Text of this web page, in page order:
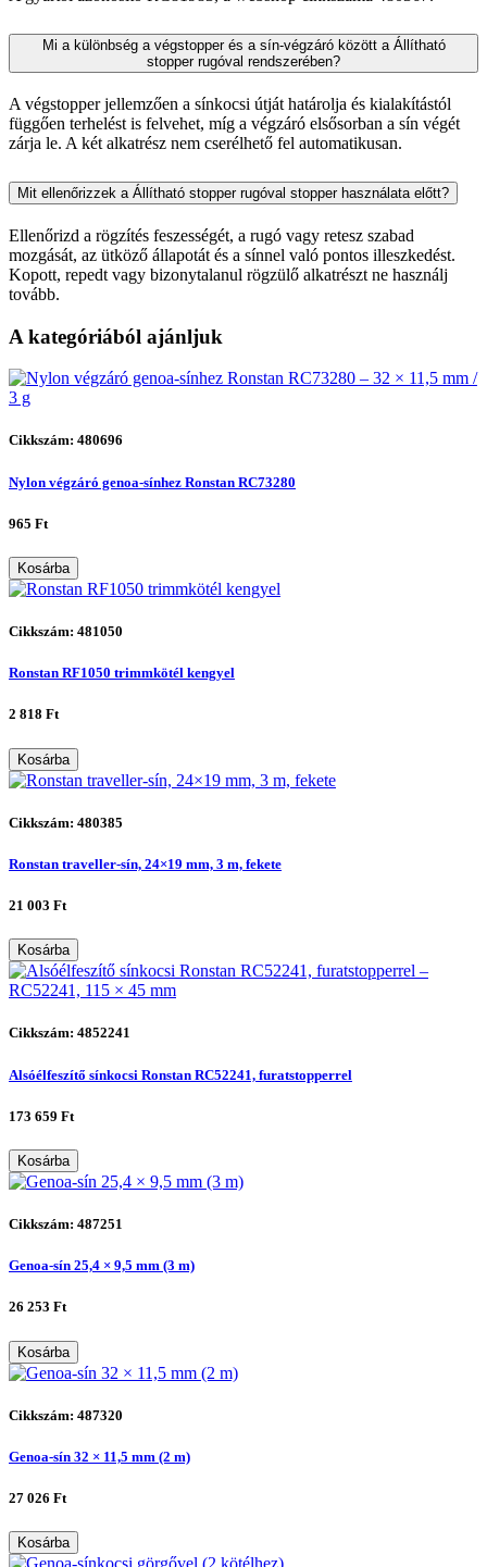
Mi a különbség a végstopper és a sín-végzáró között a Állítható
stopper rugóval rendszerében?
A végstopper jellemzően a sínkocsi útját határolja és kialakítástól
függően terhelést is felvehet, míg a végzáró elsősorban a sín végét
zárja le. A két alkatrész nem cserélhető fel automatikusan.
Mit ellenőrizzek a Állítható stopper rugóval stopper használata előtt?
Ellenőrizd a rögzítés feszességét, a rugó vagy retesz szabad
mozgását, az ütköző állapotát és a sínnel való pontos illeszkedést.
Kopott, repedt vagy bizonytalanul rögzülő alkatrészt ne használj
tovább.
A kategóriából ajánljuk
Cikkszám: 480696
Nylon végzáró genoa-sínhez Ronstan RC73280
965 Ft
Kosárba
Cikkszám: 481050
Ronstan RF1050 trimmkötél kengyel
2 818 Ft
Kosárba
Cikkszám: 480385
Ronstan traveller-sín, 24×19 mm, 3 m, fekete
21 003 Ft
Kosárba
Cikkszám: 4852241
Alsóélfeszítő sínkocsi Ronstan RC52241, furatstopperrel
173 659 Ft
Kosárba
Cikkszám: 487251
Genoa-sín 25,4 × 9,5 mm (3 m)
26 253 Ft
Kosárba
Cikkszám: 487320
Genoa-sín 32 × 11,5 mm (2 m)
27 026 Ft
Kosárba